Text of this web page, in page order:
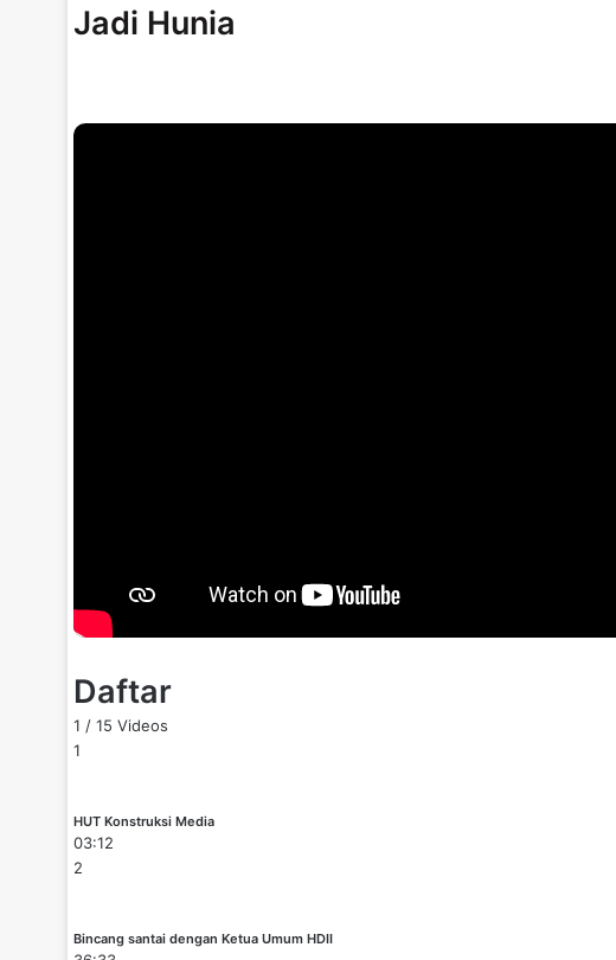
Jadi Hunia
Daftar
1 / 15 Videos
1
HUT Konstruksi Media
03:12
2
Bincang santai dengan Ketua Umum HDII